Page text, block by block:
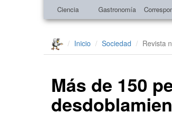
Ciencia
Gastronomía
Inicio Sociedad Revista
Más de 150